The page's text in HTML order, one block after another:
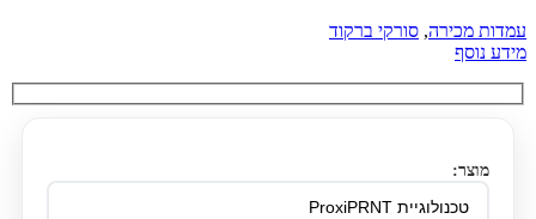
עמדות מכירה, סורקי ברקוד
מידע נוסף
מוצר: